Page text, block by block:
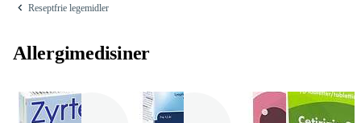
Reseptfrie legemidler
Allergimedisiner